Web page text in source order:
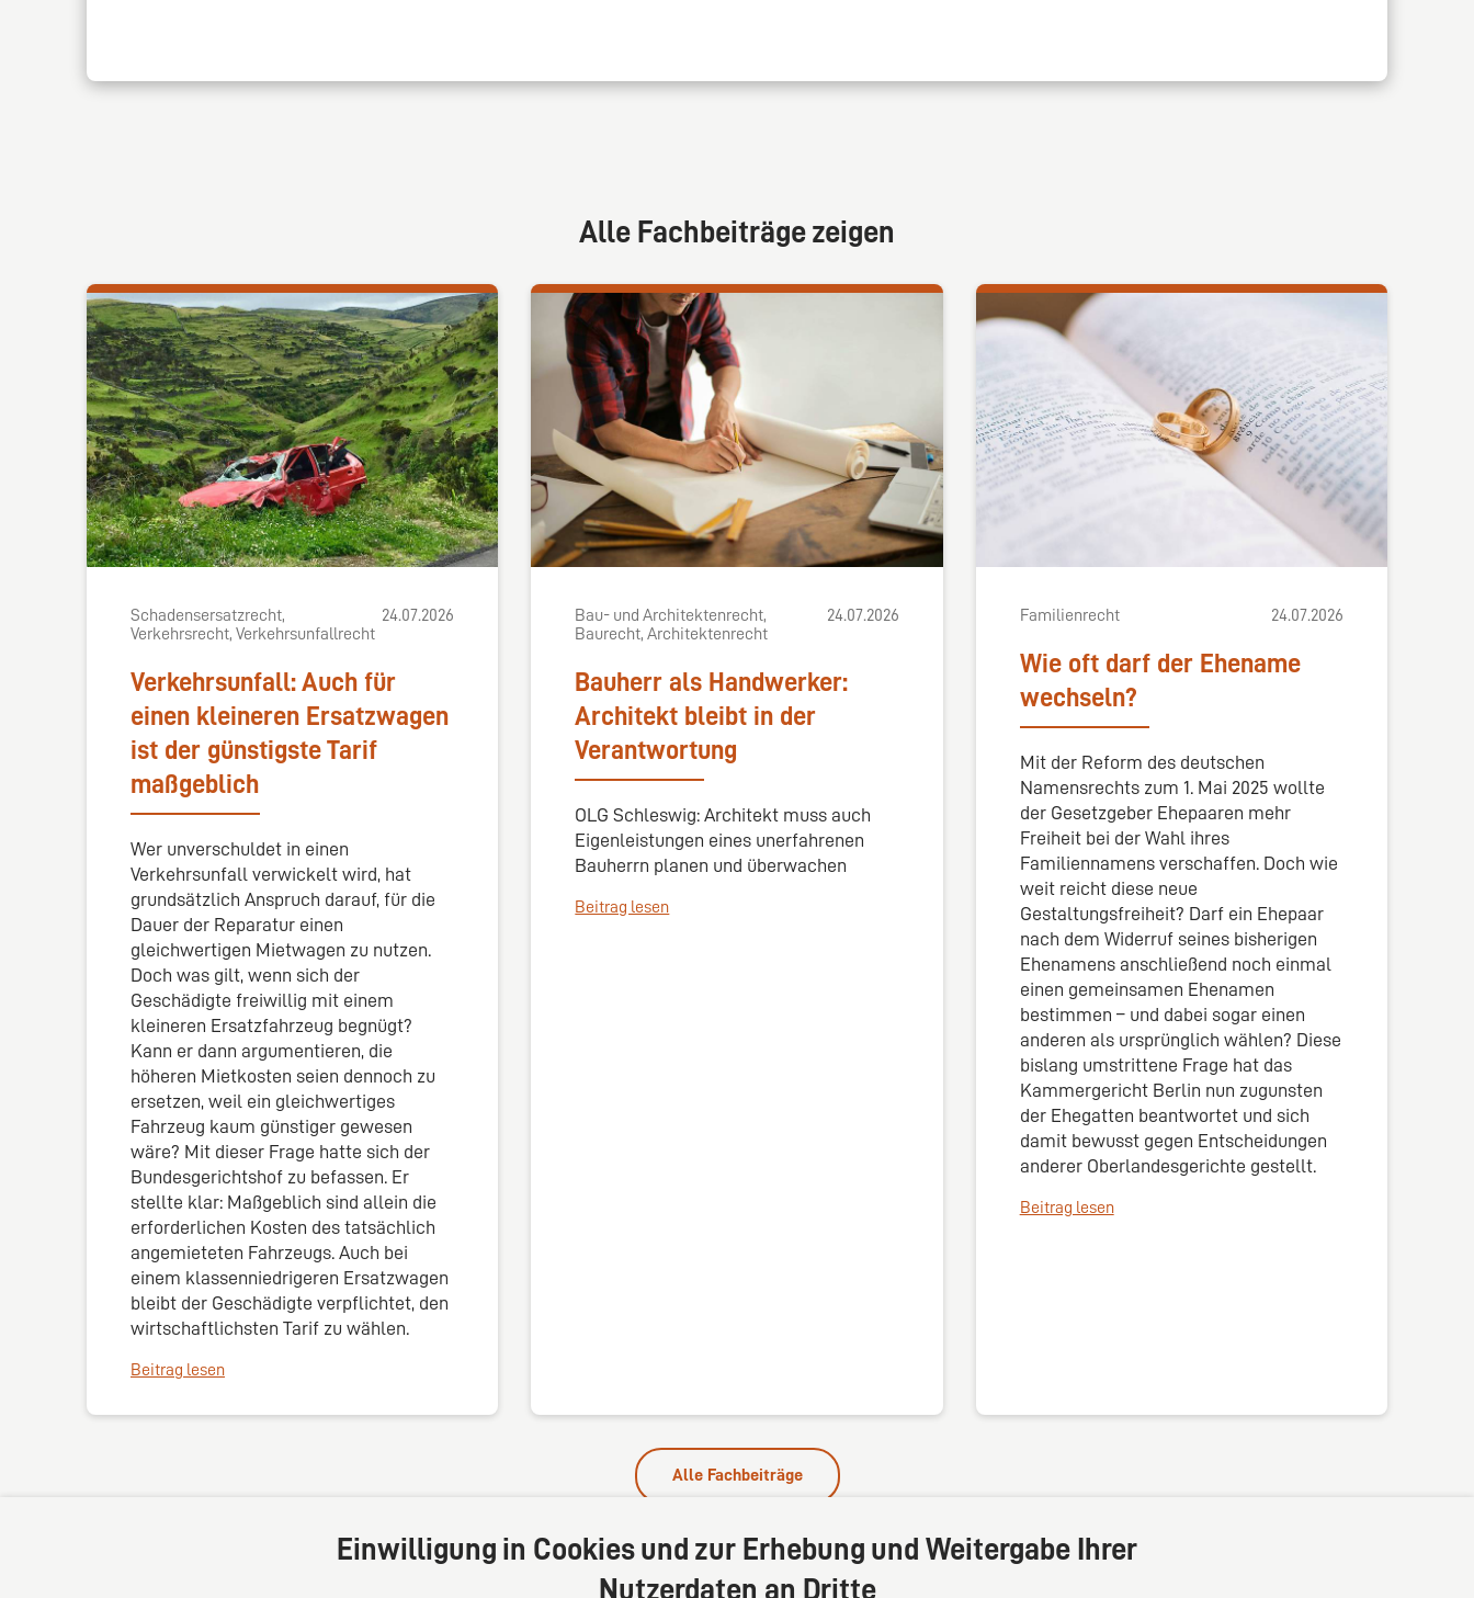
Alle Fachbeiträge zeigen
Schadensersatzrecht,
Verkehrsrecht, Verkehrsunfallrecht
24.07.2026
Verkehrsunfall: Auch für
einen kleineren Ersatzwagen
ist der günstigste Tarif
maßgeblich
Wer unverschuldet in einen
Verkehrsunfall verwickelt wird, hat
grundsätzlich Anspruch darauf, für die
Dauer der Reparatur einen
gleichwertigen Mietwagen zu nutzen.
Doch was gilt, wenn sich der
Geschädigte freiwillig mit einem
kleineren Ersatzfahrzeug begnügt?
Kann er dann argumentieren, die
höheren Mietkosten seien dennoch zu
ersetzen, weil ein gleichwertiges
Fahrzeug kaum günstiger gewesen
wäre? Mit dieser Frage hatte sich der
Bundesgerichtshof zu befassen. Er
stellte klar: Maßgeblich sind allein die
erforderlichen Kosten des tatsächlich
angemieteten Fahrzeugs. Auch bei
einem klassenniedrigeren Ersatzwagen
bleibt der Geschädigte verpflichtet, den
wirtschaftlichsten Tarif zu wählen.
Beitrag lesen
Bau- und Architektenrecht,
Baurecht, Architektenrecht
24.07.2026
Bauherr als Handwerker:
Architekt bleibt in der
Verantwortung
OLG Schleswig: Architekt muss auch
Eigenleistungen eines unerfahrenen
Bauherrn planen und überwachen
Beitrag lesen
Familienrecht 24.07.2026
Wie oft darf der Ehename
wechseln?
Mit der Reform des deutschen
Namensrechts zum 1. Mai 2025 wollte
der Gesetzgeber Ehepaaren mehr
Freiheit bei der Wahl ihres
Familiennamens verschaffen. Doch wie
weit reicht diese neue
Gestaltungsfreiheit? Darf ein Ehepaar
nach dem Widerruf seines bisherigen
Ehenamens anschließend noch einmal
einen gemeinsamen Ehenamen
bestimmen – und dabei sogar einen
anderen als ursprünglich wählen? Diese
bislang umstrittene Frage hat das
Kammergericht Berlin nun zugunsten
der Ehegatten beantwortet und sich
damit bewusst gegen Entscheidungen
anderer Oberlandesgerichte gestellt.
Beitrag lesen
Alle Fachbeiträge
Einwilligung in Cookies und zur Erhebung und Weitergabe Ihrer
Nutzerdaten an Dritte